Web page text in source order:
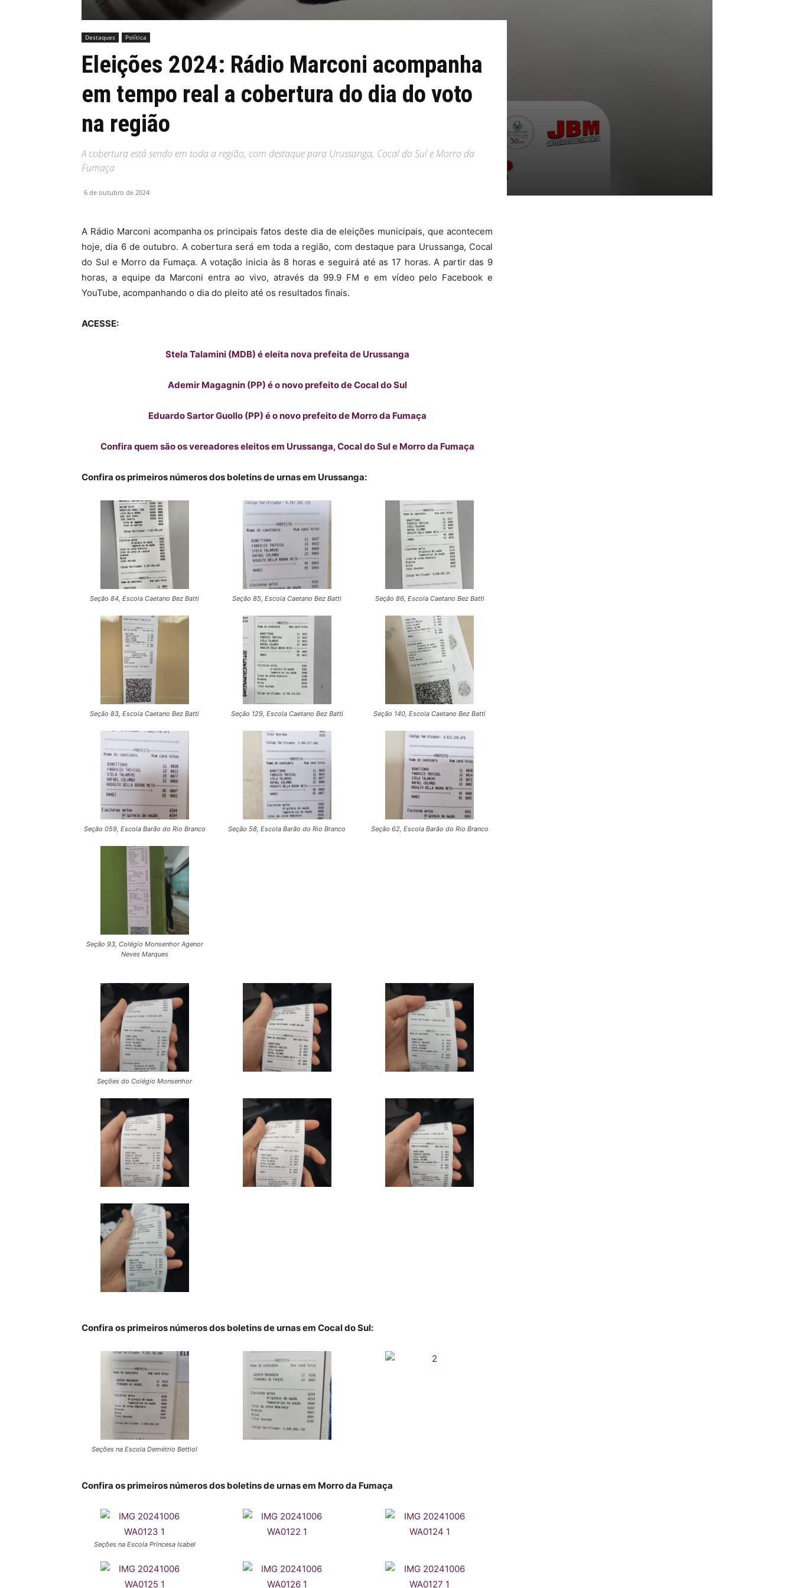
Destaques Política
Eleições 2024: Rádio Marconi acompanha
em tempo real a cobertura do dia do voto
na região
A cobertura está sendo em toda a região, com destaque para Urussanga, Cocal do Sul e Morro da
Fumaça
6 de outubro de 2024
A Rádio Marconi acompanha os principais fatos deste dia de eleições municipais, que acontecem
hoje, dia 6 de outubro. A cobertura será em toda a região, com destaque para Urussanga, Cocal
do Sul e Morro da Fumaça. A votação inicia às 8 horas e seguirá até as 17 horas. A partir das 9
horas, a equipe da Marconi entra ao vivo, através da 99.9 FM e em vídeo pelo Facebook e
YouTube, acompanhando o dia do pleito até os resultados finais.
ACESSE:
Stela Talamini (MDB) é eleita nova prefeita de Urussanga
Ademir Magagnin (PP) é o novo prefeito de Cocal do Sul
Eduardo Sartor Guollo (PP) é o novo prefeito de Morro da Fumaça
Confira quem são os vereadores eleitos em Urussanga, Cocal do Sul e Morro da Fumaça
Confira os primeiros números dos boletins de urnas em Urussanga:
Seção 84, Escola Caetano Bez Batti Seção 85, Escola Caetano Bez Batti Seção 86, Escola Caetano Bez Batti
Seção 83, Escola Caetano Bez Batti Seção 129, Escola Caetano Bez Batti Seção 140, Escola Caetano Bez Batti
Seção 059, Escola Barão do Rio Branco Seção 58, Escola Barão do Rio Branco Seção 62, Escola Barão do Rio Branco
Seção 93, Colégio Monsenhor Agenor
Neves Marques
Seções do Colégio Monsenhor
Confira os primeiros números dos boletins de urnas em Cocal do Sul:
Seções na Escola Demétrio Bettiol
Confira os primeiros números dos boletins de urnas em Morro da Fumaça
Seções na Escola Princesa Isabel